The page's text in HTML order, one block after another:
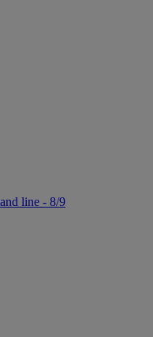
line - 8/9